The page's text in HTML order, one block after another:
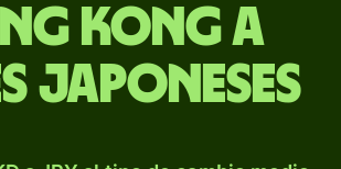
Kong a
japoneses